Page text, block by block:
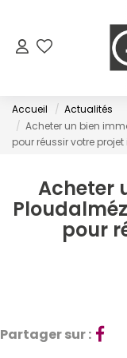
Accueil
Actualités
Acheter un bien
pour réussir votre
Acheter
pour
Partager sur :